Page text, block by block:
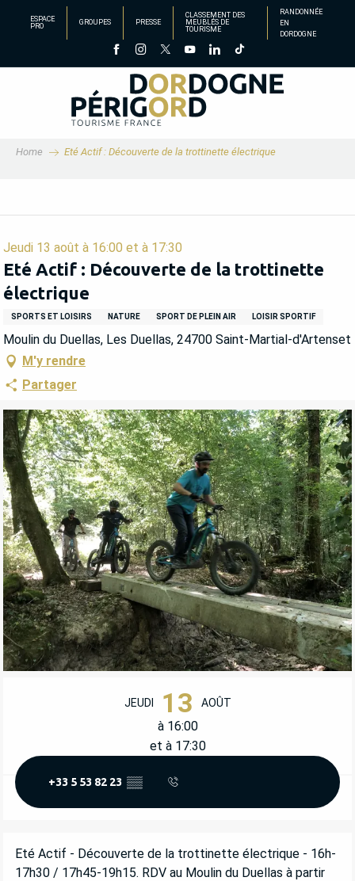
principal
ESPACE
PRO
GROUPES PRESSE
CLASSEMENT DES
MEUBLÉS DE
TOURISME
RANDONNÉE
EN
DORDOGNE
Home Eté Actif : Découverte de la trottinette électrique
Jeudi 13 août à 16:00 et à 17:30
Eté Actif : Découverte de la trottinette
électrique
SPORTS ET LOISIRS NATURE SPORT DE PLEIN AIR LOISIR SPORTIF
Moulin du Duellas, Les Duellas, 24700 Saint-Martial-d'Artenset
M'y rendre
Partager
OUVERTURE ET COORDONNÉES
JEUDI 13 AOÛT
à 16:00
et à 17:30
+33 5 53 82 23 ▒▒
DESCRIPTION
Eté Actif - Découverte de la trottinette électrique - 16h-
17h30 / 17h45-19h15. RDV au Moulin du Duellas à partir